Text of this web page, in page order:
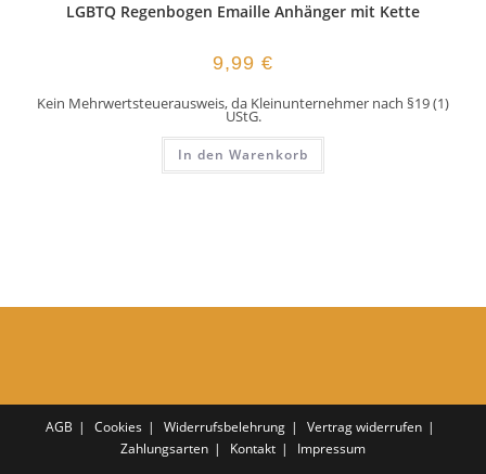
LGBTQ Regenbogen Emaille Anhänger mit Kette
9,99 €
Kein Mehrwertsteuerausweis, da Kleinunternehmer nach §19 (1)
UStG.
In den Warenkorb
AGB Cookies Widerrufsbelehrung
Vertrag widerrufen
Zahlungsarten
Kontakt Impressum